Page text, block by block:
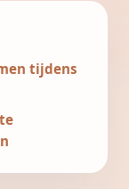
tijdens